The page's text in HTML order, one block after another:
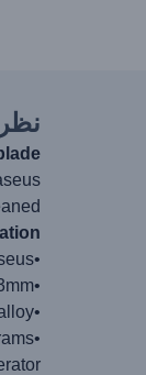
•Brand: Baseus
•Size: 65 x 38 x 13mm
•Material: aluminum alloy
•Weight: 40 grams